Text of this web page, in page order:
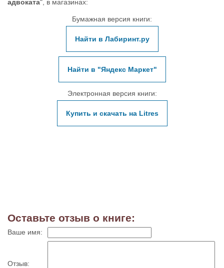
адвоката", в магазинах:
Бумажная версия книги:
Найти в Лабиринт.ру
Найти в "Яндекс Маркет"
Электронная версия книги:
Купить и скачать на Litres
Оставьте отзыв о книге:
Ваше имя:
Отзыв: